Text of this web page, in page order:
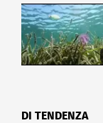
DI TENDENZA